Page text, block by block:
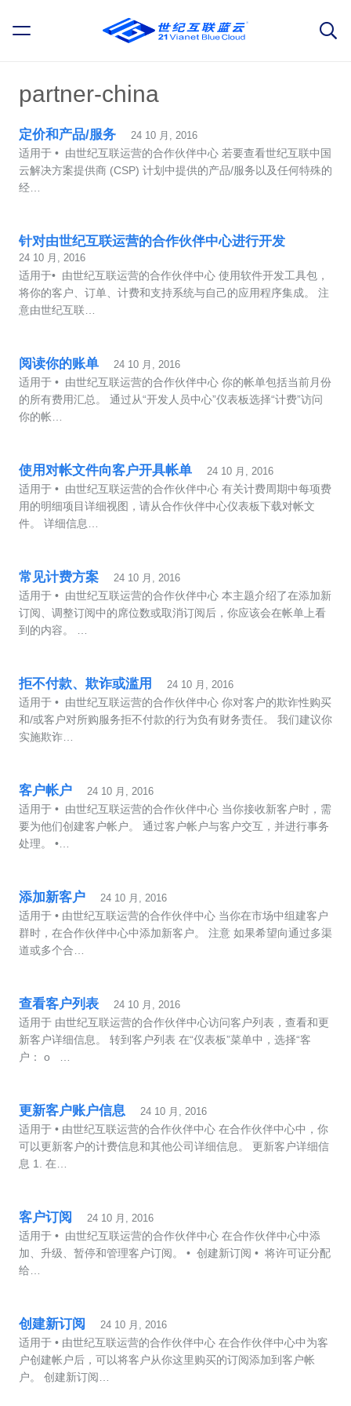
partner-china
定价和产品/服务 24 10 月, 2016
适用于 • 由世纪互联运营的合作伙伴中心 若要查看世纪互联中国
云解决方案提供商 (CSP) 计划中提供的产品/服务以及任何特殊的
经…
针对由世纪互联运营的合作伙伴中心进行开发
24 10 月, 2016
适用于• 由世纪互联运营的合作伙伴中心 使用软件开发工具包，
将你的客户、订单、计费和支持系统与自己的应用程序集成。 注
意由世纪互联…
阅读你的账单 24 10 月, 2016
适用于 • 由世纪互联运营的合作伙伴中心 你的帐单包括当前月份
的所有费用汇总。 通过从“开发人员中心”仪表板选择“计费”访问
你的帐…
使用对帐文件向客户开具帐单 24 10 月, 2016
适用于 • 由世纪互联运营的合作伙伴中心 有关计费周期中每项费
用的明细项目详细视图，请从合作伙伴中心仪表板下载对帐文
件。 详细信息…
常见计费方案 24 10 月, 2016
适用于 • 由世纪互联运营的合作伙伴中心 本主题介绍了在添加新
订阅、调整订阅中的席位数或取消订阅后，你应该会在帐单上看
到的内容。 …
拒不付款、欺诈或滥用 24 10 月, 2016
适用于 • 由世纪互联运营的合作伙伴中心 你对客户的欺诈性购买
和/或客户对所购服务拒不付款的行为负有财务责任。 我们建议你
实施欺诈…
客户帐户 24 10 月, 2016
适用于 • 由世纪互联运营的合作伙伴中心 当你接收新客户时，需
要为他们创建客户帐户。 通过客户帐户与客户交互，并进行事务
处理。 •…
添加新客户 24 10 月, 2016
适用于 • 由世纪互联运营的合作伙伴中心 当你在市场中组建客户
群时，在合作伙伴中心中添加新客户。 注意 如果希望向通过多渠
道或多个合…
查看客户列表 24 10 月, 2016
适用于 由世纪互联运营的合作伙伴中心访问客户列表，查看和更
新客户详细信息。 转到客户列表 在“仪表板”菜单中，选择“客
户： o …
更新客户账户信息 24 10 月, 2016
适用于 • 由世纪互联运营的合作伙伴中心 在合作伙伴中心中，你
可以更新客户的计费信息和其他公司详细信息。 更新客户详细信
息 1. 在…
客户订阅 24 10 月, 2016
适用于 • 由世纪互联运营的合作伙伴中心 在合作伙伴中心中添
加、升级、暂停和管理客户订阅。 • 创建新订阅 • 将许可证分配
给…
创建新订阅 24 10 月, 2016
适用于 • 由世纪互联运营的合作伙伴中心 在合作伙伴中心中为客
户创建帐户后，可以将客户从你这里购买的订阅添加到客户帐
户。 创建新订阅…